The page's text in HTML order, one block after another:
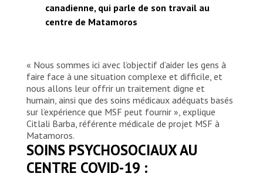
canadienne, qui parle de son travail au
centre de Matamoros
« Nous sommes ici avec l’objectif d’aider les gens à
faire face à une situation complexe et difficile, et
nous allons leur offrir un traitement digne et
humain, ainsi que des soins médicaux adéquats basés
sur l’expérience que MSF peut fournir », explique
Citlali Barba, référente médicale de projet MSF à
Matamoros.
SOINS PSYCHOSOCIAUX AU
CENTRE COVID-19 :